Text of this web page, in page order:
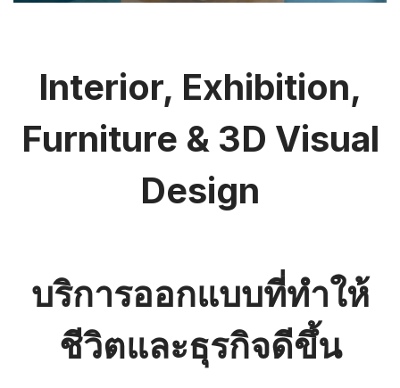
Interior, Exhibition,
Furniture & 3D Visual
Design
บริการออกแบบที่ทำให้
ชีวิตและธุรกิจดีขึ้น